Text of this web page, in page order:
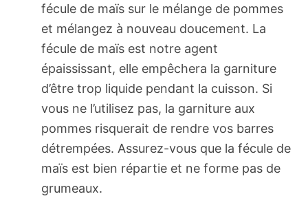
fécule de maïs sur le mélange de pommes
et mélangez à nouveau doucement. La
fécule de maïs est notre agent
épaississant, elle empêchera la garniture
d’être trop liquide pendant la cuisson. Si
vous ne l’utilisez pas, la garniture aux
pommes risquerait de rendre vos barres
détrempées. Assurez-vous que la fécule de
maïs est bien répartie et ne forme pas de
grumeaux.